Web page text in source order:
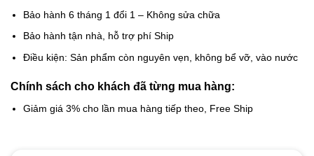
Bảo hành 6 tháng 1 đổi 1 – Không sửa chữa
Bảo hành tận nhà, hỗ trợ phí Ship
Điều kiện: Sản phẩm còn nguyên vẹn, không bể vỡ, vào nước
Chính sách cho khách đã từng mua hàng:
Giảm giá 3% cho lần mua hàng tiếp theo, Free Ship